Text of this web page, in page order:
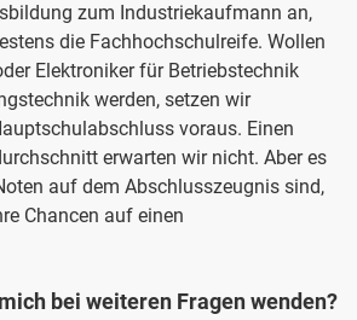
zum Industriekaufmann an,
die Fachhochschulreife. Wollen
Elektroniker für Betriebstechnik
werden, setzen wir
voraus. Einen
erwarten wir nicht. Aber es
auf dem Abschlusszeugnis sind,
Chancen auf einen
bei weiteren Fragen wenden?